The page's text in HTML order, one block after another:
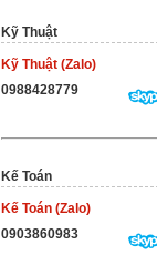
Kỹ Thuật
Kỹ Thuật (Zalo)
0988428779
Kế Toán
Kế Toán (Zalo)
0903860983